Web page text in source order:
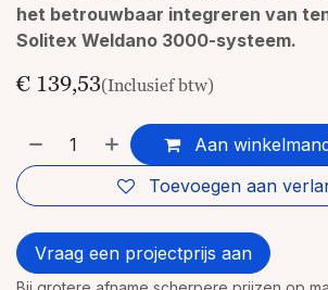
het betrouwbaar integreren van
Solitex Weldano 3000-systeem.
€ 139,53(Inclusief btw)
Aan
Toevoegen aan
Vraag een projectprijs aan